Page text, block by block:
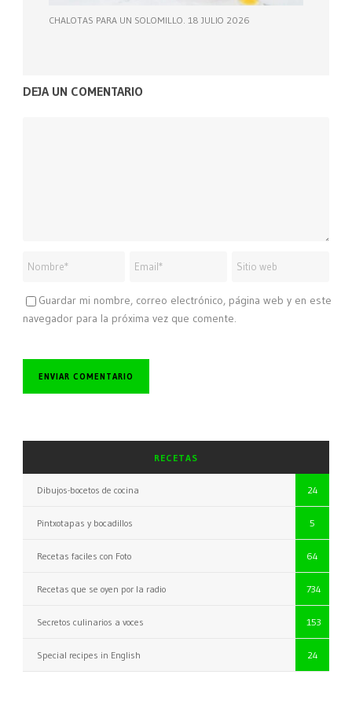
CHALOTAS PARA UN SOLOMILLO. 18 JULIO 2026
DEJA UN COMENTARIO
Guardar mi nombre, correo electrónico, página web y en este
navegador para la próxima vez que comente.
RECETAS
Dibujos-bocetos de cocina 24
Pintxotapas y bocadillos 5
Recetas faciles con Foto 64
Recetas que se oyen por la radio 734
Secretos culinarios a voces 153
Special recipes in English 24